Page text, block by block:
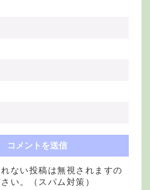
ない投稿は無視されますの
い。（スパム対策）